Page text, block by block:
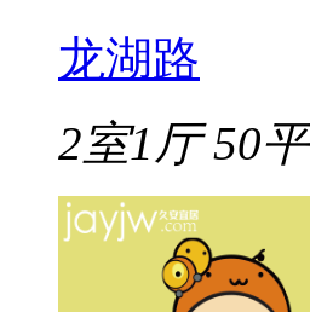
龙湖路
2室1厅 50平